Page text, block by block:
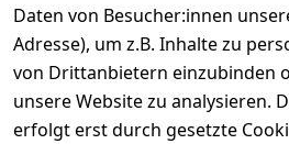
Produktdetails
Kundenrezensionen
Daten von Besucher:innen
Adresse), um z.B. Inhalte zu
von Drittanbietern einzubinden
unsere Website zu analysieren.
erfolgt erst durch gesetzte